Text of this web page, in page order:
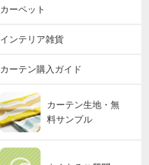
カーペット
インテリア雑貨
カーテン購入ガイド
カーテン生地・無
料サンプル